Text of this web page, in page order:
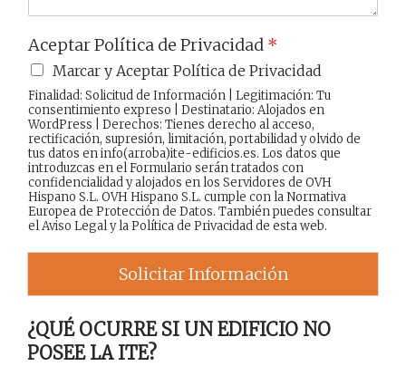
Aceptar Política de Privacidad *
Marcar y Aceptar Política de Privacidad
Finalidad: Solicitud de Información | Legitimación: Tu
consentimiento expreso | Destinatario: Alojados en
WordPress | Derechos: Tienes derecho al acceso,
rectificación, supresión, limitación, portabilidad y olvido de
tus datos en info(arroba)ite-edificios.es. Los datos que
introduzcas en el Formulario serán tratados con
confidencialidad y alojados en los Servidores de OVH
Hispano S.L. OVH Hispano S.L. cumple con la Normativa
Europea de Protección de Datos. También puedes consultar
elAviso Legaly laPolítica de Privacidadde esta web.
Solicitar Información
¿QUÉ OCURRE SI UN EDIFICIO NO
POSEE LA ITE?